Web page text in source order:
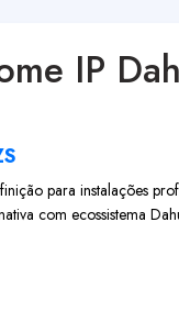
IP
para instalações
com ecossistema